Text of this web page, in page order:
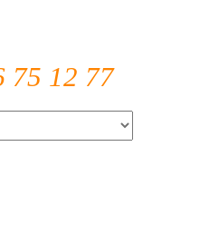
75 12 77